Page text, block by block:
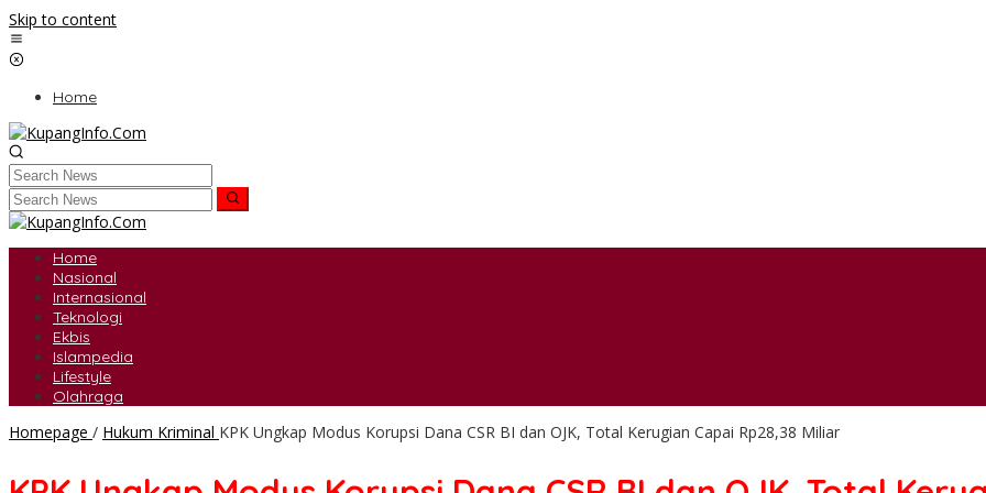
Skip to content
Home
Home
Nasional
Internasional
Teknologi
Ekbis
Islampedia
Lifestyle
Olahraga
Homepage / Hukum Kriminal KPK Ungkap Modus Korupsi Dana CSR BI dan OJK, Total Kerugian Capai Rp28,38 Miliar